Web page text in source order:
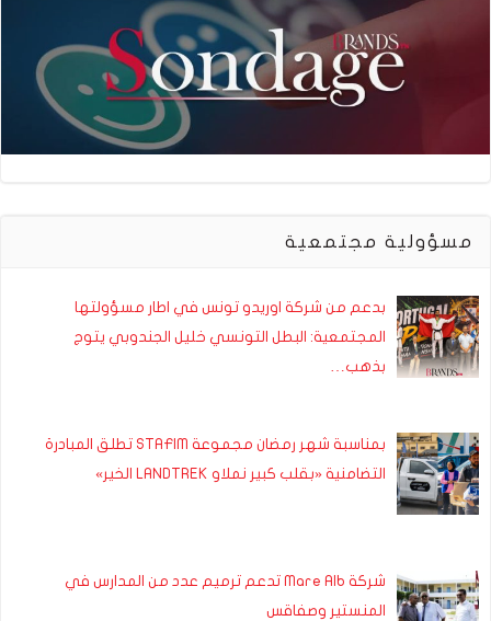
مسؤولية مجتمعية
بدعم من شركة اوريدو تونس في اطار مسؤولتها
المجتمعية: البطل التونسي خليل الجندوبي يتوج
بذهب…
بمناسبة شهر رمضان مجموعة STAFIM تطلق المبادرة
التضامنية «بقلب كبير نملاو LANDTREK الخير»
شركة Mare Alb تدعم ترميم عدد من المدارس في
المنستير وصفاقس